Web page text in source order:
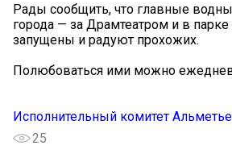
️Рады сообщить, что главные
города — за Драмтеатром и в
запущены и радуют прохожих.
Полюбоваться ими можно
Исполнительный комитет
25